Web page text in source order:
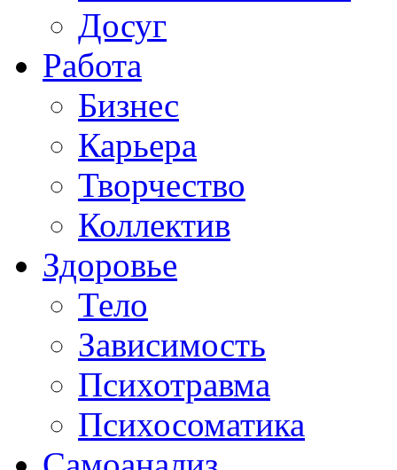
Досуг
Работа
Бизнес
Карьера
Творчество
Коллектив
Здоровье
Тело
Зависимость
Психотравма
Психосоматика